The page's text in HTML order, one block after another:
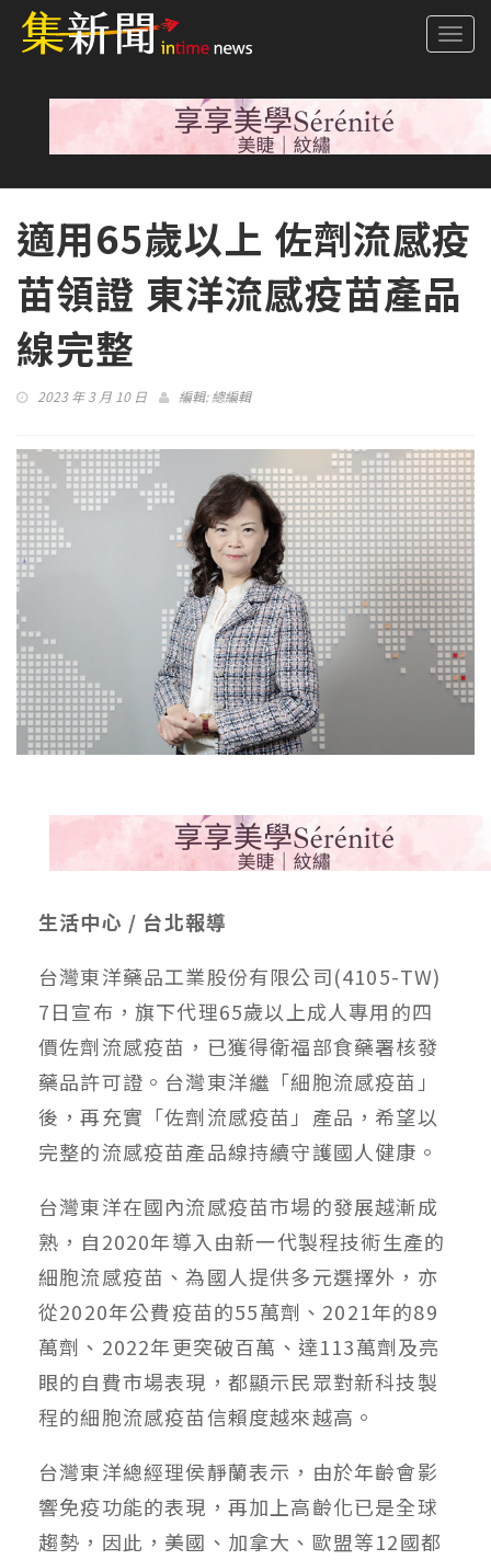
適用65歲以上 佐劑流感疫
苗領證 東洋流感疫苗產品
線完整
2023 年 3 月 10 日 編輯:總編輯
生活中心 / 台北報導
台灣東洋藥品工業股份有限公司(4105-TW)
7日宣布，旗下代理65歲以上成人專用的四
價佐劑流感疫苗，已獲得衛福部食藥署核發
藥品許可證。台灣東洋繼「細胞流感疫苗」
後，再充實「佐劑流感疫苗」產品，希望以
完整的流感疫苗產品線持續守護國人健康。
台灣東洋在國內流感疫苗市場的發展越漸成
熟，自2020年導入由新一代製程技術生產的
細胞流感疫苗、為國人提供多元選擇外，亦
從2020年公費疫苗的55萬劑、2021年的89
萬劑、2022年更突破百萬、達113萬劑及亮
眼的自費市場表現，都顯示民眾對新科技製
程的細胞流感疫苗信賴度越來越高。
台灣東洋總經理侯靜蘭表示，由於年齡會影
響免疫功能的表現，再加上高齡化已是全球
趨勢，因此，美國、加拿大、歐盟等12國都